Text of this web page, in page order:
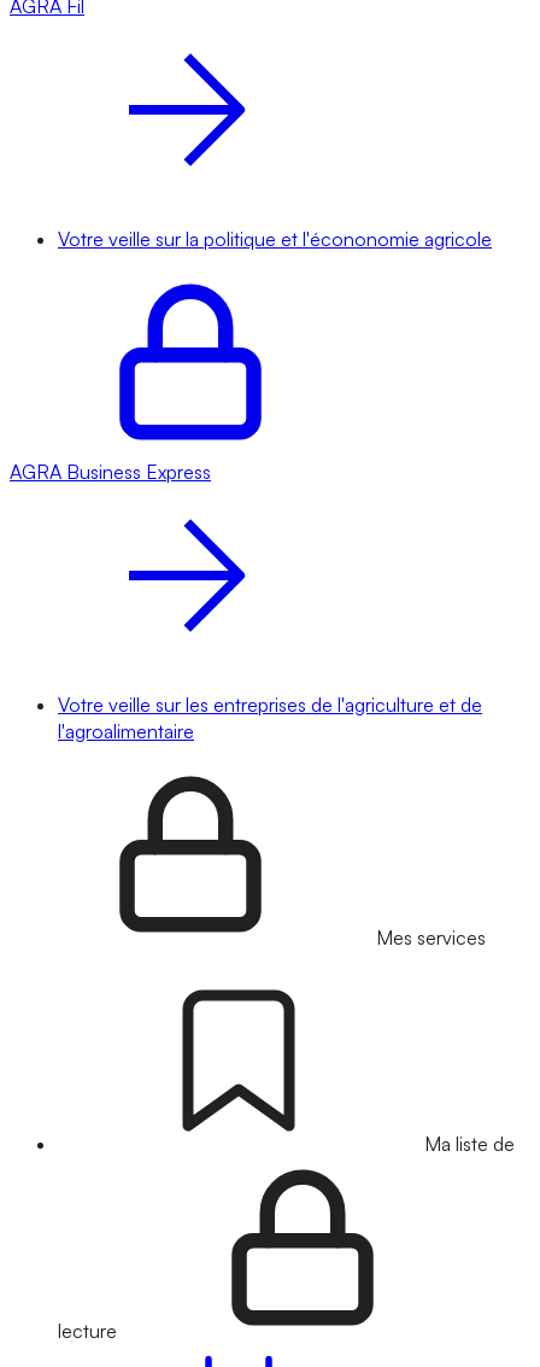
AGRA Fil
Votre veille sur la politique et l'écononomie agricole
AGRA Business Express
Votre veille sur les entreprises de l'agriculture et de
l'agroalimentaire
Mes services
Ma liste de
lecture